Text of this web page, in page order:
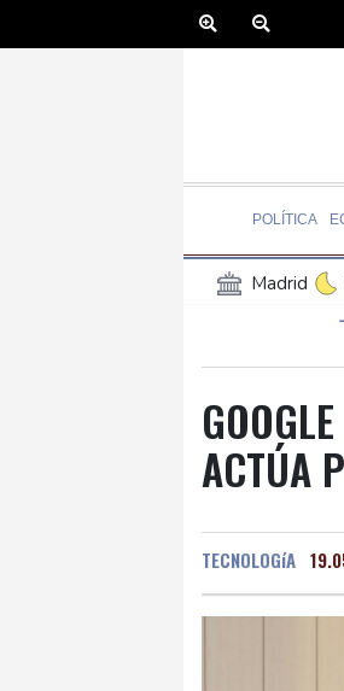
POLÍTICA
Madrid
Canary
Havana
Manaus
San
Grenada
ACTÚA
TECNOLOGíA